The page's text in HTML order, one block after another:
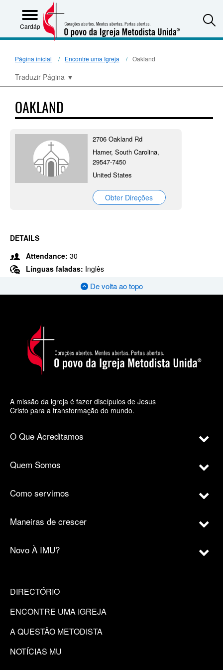
Cardápio
Página inicial Encontre uma Igreja Oakland
Traduzir Página ▼
OAKLAND
2706 Oakland Rd
Hamer, South Carolina,
29547-7450
United States
Obter Direções
DETAILS
Attendance: 30
Línguas faladas: Inglês
De volta ao topo
A missão da igreja é fazer discípulos de Jesus
Cristo para a transformação do mundo.
O Que Acreditamos
Quem Somos
Como servimos
Maneiras de crescer
Novo À IMU?
DIRECTÓRIO
ENCONTRE UMA IGREJA
A QUESTÃO METODISTA
NOTÍCIAS MU